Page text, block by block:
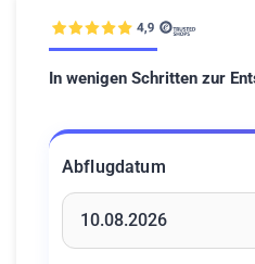
In wenigen Schritten zur
Abflugdatum